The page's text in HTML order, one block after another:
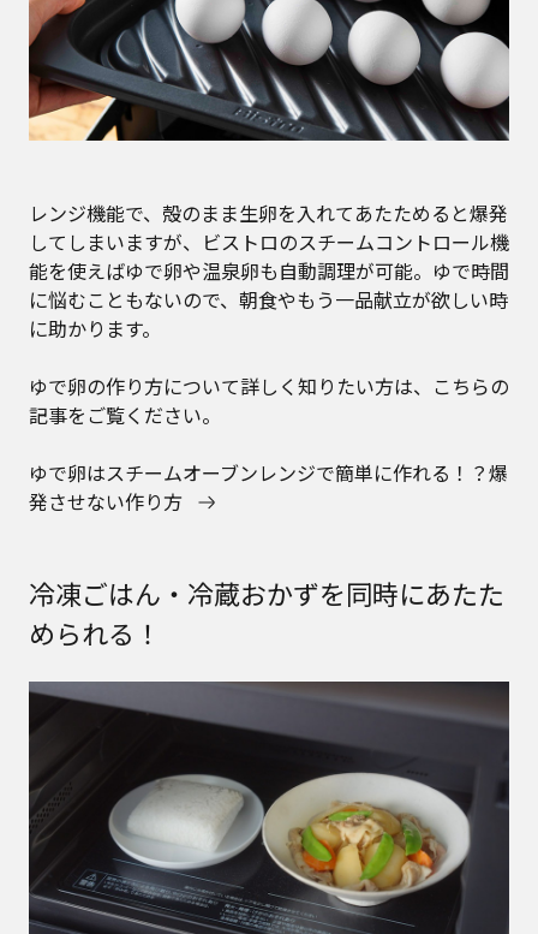
レンジ機能で、殻のまま生卵を入れてあたためると爆発
してしまいますが、ビストロのスチームコントロール機
能を使えばゆで卵や温泉卵も自動調理が可能。ゆで時間
に悩むこともないので、朝食やもう一品献立が欲しい時
に助かります。
ゆで卵の作り方について詳しく知りたい方は、こちらの
記事をご覧ください。
ゆで卵はスチームオーブンレンジで簡単に作れる！？爆
発させない作り方
冷凍ごはん・冷蔵おかずを同時にあたた
められる！